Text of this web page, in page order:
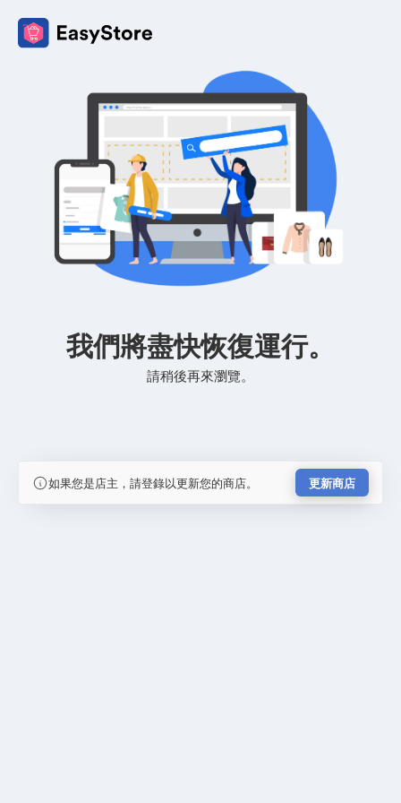
我們將盡快恢復運行。
請稍後再來瀏覽。
如果您是店主，請登錄以更新您的商店。 更新商店